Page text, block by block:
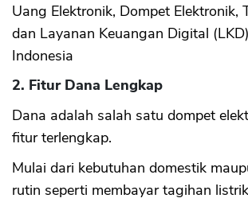
Uang Elektronik, Dompet Elektronik,
dan Layanan Keuangan Digital
Indonesia
2. Fitur Dana Lengkap
Dana adalah salah satu dompet
fitur terlengkap.
Mulai dari kebutuhan domestik
rutin seperti membayar tagihan